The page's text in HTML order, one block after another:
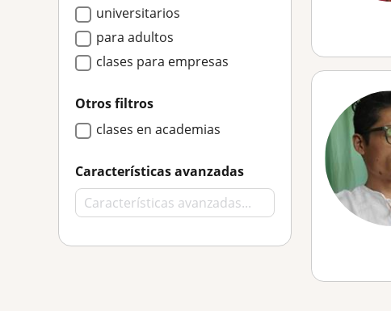
universitarios
para adultos
clases para empresas
Otros filtros
clases en academias
Características avanzadas